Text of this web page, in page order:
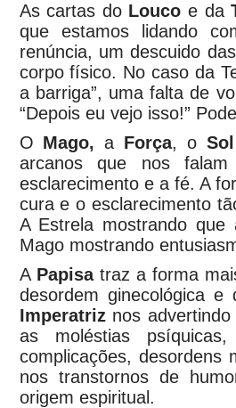
As cartas do Louco e da
que estamos lidando
renúncia, um descuido
corpo físico. No caso da
a barriga”, uma falta de
“Depois eu vejo isso!”
O Mago,a Força, oSol
arcanos que nos
esclarecimento e a fé. A
cura e o esclarecimento
A Estrela mostrando
Mago mostrando
APapisatraz a forma
desordem ginecológica
Imperatriznos advertindo
as moléstias
complicações,
nos transtornos de
origem espiritual.